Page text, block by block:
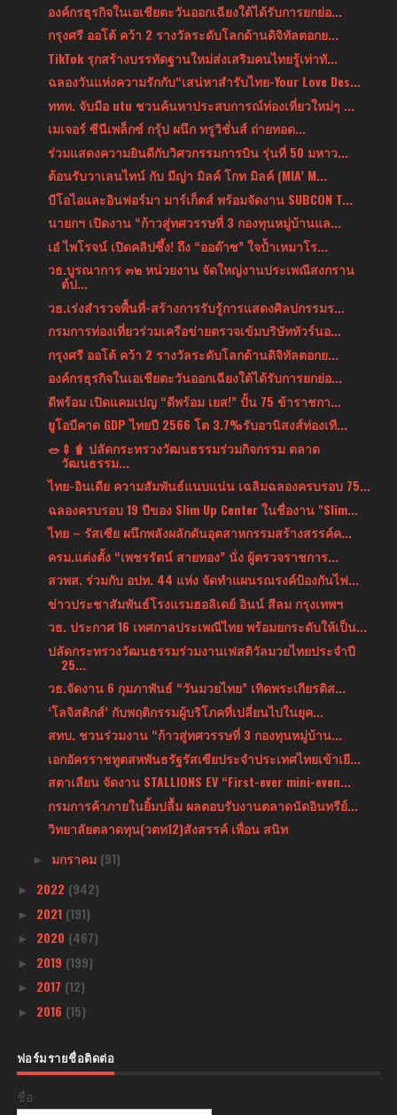
องค์กรธุรกิจในเอเชียตะวันออกเฉียงใต้ได้รับการยกย่อ...
กรุงศรี ออโต้ คว้า 2 รางวัลระดับโลกด้านดิจิทัลตอกย...
TikTok รุกสร้างบรรทัดฐานใหม่ส่งเสริมคนไทยรู้เท่าทั...
ฉลองวันแห่งความรักกับ“เสน่หาสำรับไทย-Your Love Des...
ททท. จับมือ utu ชวนค้นหาประสบการณ์ท่องเที่ยวใหม่ๆ ...
เมเจอร์ ซีนีเพล็กซ์ กรุ้ป ผนึก ทรูวิชั่นส์ ถ่ายทอด...
ร่วมแสดงความยินดีกับวิศวกรรมการบิน รุ่นที่ 50 มหาว...
ต้อนรับวาเลนไทน์ กับ มีญ่า มิลค์ โกท มิลค์ (MIA’ M...
บีโอไอและอินฟอร์มา มาร์เก็ตส์ พร้อมจัดงาน SUBCON T...
นายกฯ เปิดงาน “ก้าวสู่ทศวรรษที่ 3 กองทุนหมู่บ้านแล...
เอ๋ ไพโรจน์ เปิดคลิปซึ้ง! ถึง “ออด๊าซ” ใจป้ำเหมาโร...
วธ.บูรณาการ ๓๒ หน่วยงาน จัดใหญ่งานประเพณีสงกราน
ต์ป...
วธ.เร่งสำรวจพื้นที่-สร้างการรับรู้การแสดงศิลปกรรมร...
กรมการท่องเที่ยวร่วมเครือข่ายตรวจเข้มบริษัททัวร์นอ...
กรุงศรี ออโต้ คว้า 2 รางวัลระดับโลกด้านดิจิทัลตอกย...
องค์กรธุรกิจในเอเชียตะวันออกเฉียงใต้ได้รับการยกย่อ...
ดีพร้อม เปิดแคมเปญ “ดีพร้อม เยส!” ปั้น 75 ข้าราชกา...
ยูโอบีคาด GDP ไทยปี 2566 โต 3.7%รับอานิสงส์ท่องเที...
🥗🍢🧋 ปลัดกระทรวงวัฒนธรรมร่วมกิจกรรม ตลาด
วัฒนธรรม...
ไทย-อินเดีย ความสัมพันธ์แนบแน่น เฉลิมฉลองครบรอบ 75...
ฉลองครบรอบ 19 ปีของ Slim Up Center ในชื่องาน "Slim...
ไทย – รัสเซีย ผนึกพลังผลักดันอุตสาหกรรมสร้างสรรค์ค...
ครม.แต่งตั้ง “เพชรรัตน์ สายทอง” นั่ง ผู้ตรวจราชการ...
สวพส. ร่วมกับ อปท. 44 แห่ง จัดทำแผนรณรงค์ป้องกันไฟ...
ข่าวประชาสัมพันธ์โรงแรมฮอลิเดย์ อินน์ สีลม กรุงเทพฯ
วธ. ประกาศ 16 เทศกาลประเพณีไทย พร้อมยกระดับให้เป็น...
ปลัดกระทรวงวัฒนธรรมร่วมงานเฟสติวัลมวยไทยประจำปี
25...
วธ.จัดงาน 6 กุมภาพันธ์ “วันมวยไทย” เทิดพระเกียรติส...
‘โลจิสติกส์’ กับพฤติกรรมผู้บริโภคที่เปลี่ยนไปในยุค...
สทบ. ชวนร่วมงาน “ก้าวสู่ทศวรรษที่ 3 กองทุนหมู่บ้าน...
เอกอัครราชทูตสหพันธรัฐรัสเซียประจำประเทศไทยเข้าเยี...
สตาเลียน จัดงาน STALLIONS EV “First-ever mini-even...
กรมการค้าภายในยิ้มปลื้ม ผลตอบรับงานตลาดนัดอินทรีย์...
วิทยาลัยตลาดทุน(วตท12)สังสรรค์ เพื่อน สนิท
► มกราคม (91)
► 2022 (942)
► 2021 (191)
► 2020 (467)
► 2019 (199)
► 2017 (12)
► 2016 (15)
ฟอร์มรายชื่อติดต่อ
ชื่อ